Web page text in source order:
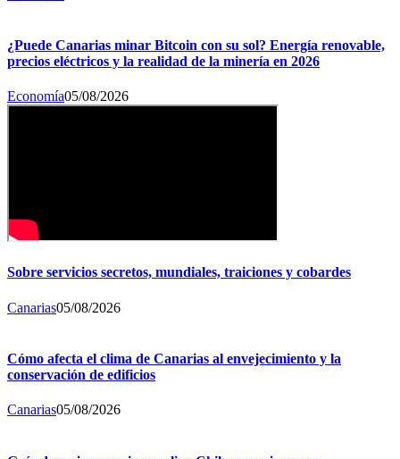
¿Puede Canarias minar Bitcoin con su sol? Energía renovable,
precios eléctricos y la realidad de la minería en 2026
Economía05/08/2026
Sobre servicios secretos, mundiales, traiciones y cobardes
Canarias05/08/2026
Cómo afecta el clima de Canarias al envejecimiento y la
conservación de edificios
Canarias05/08/2026